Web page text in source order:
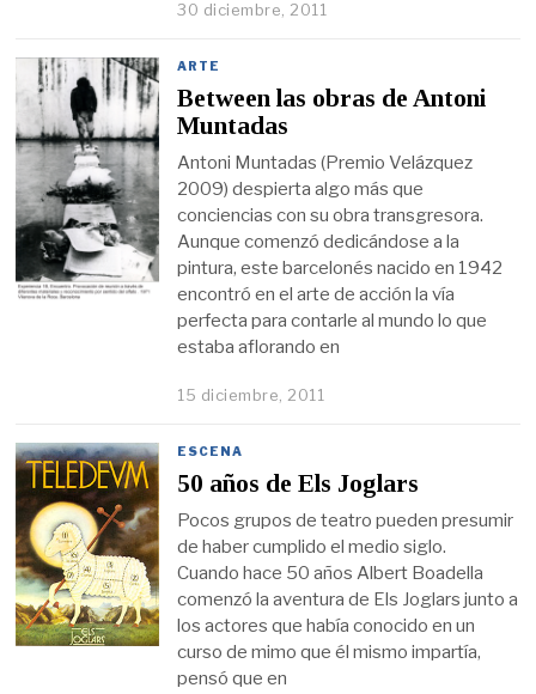
30 diciembre, 2011
ARTE
Between las obras de Antoni
Muntadas
Antoni Muntadas (Premio Velázquez
2009) despierta algo más que
conciencias con su obra transgresora.
Aunque comenzó dedicándose a la
pintura, este barcelonés nacido en 1942
encontró en el arte de acción la vía
perfecta para contarle al mundo lo que
estaba aflorando en
15 diciembre, 2011
ESCENA
50 años de Els Joglars
Pocos grupos de teatro pueden presumir
de haber cumplido el medio siglo.
Cuando hace 50 años Albert Boadella
comenzó la aventura de Els Joglars junto a
los actores que había conocido en un
curso de mimo que él mismo impartía,
pensó que en